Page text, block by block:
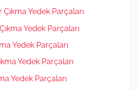
Yedek Parçaları
Yedek Parçaları
Yedek Parçaları
Yedek Parçaları
Yedek Parçaları